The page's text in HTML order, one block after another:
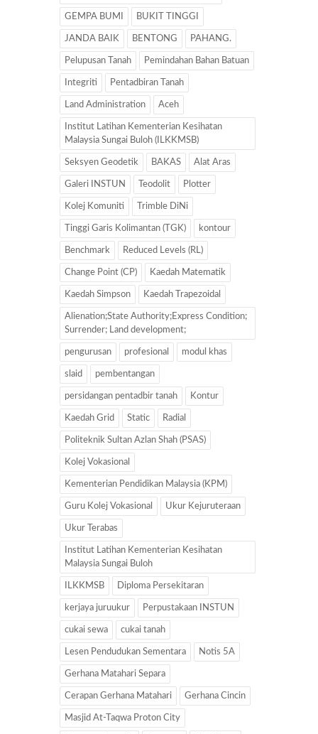
GEMPA BUMI BUKIT TINGGI
JANDA BAIK BENTONG PAHANG.
Pelupusan Tanah Pemindahan Bahan Batuan
Integriti Pentadbiran Tanah
Land Administration Aceh
Institut Latihan Kementerian Kesihatan
Malaysia Sungai Buloh (ILKKMSB)
Seksyen Geodetik BAKAS Alat Aras
Galeri INSTUN Teodolit Plotter
Kolej Komuniti Trimble DiNi
Tinggi Garis Kolimantan (TGK) kontour
Benchmark Reduced Levels (RL)
Change Point (CP) Kaedah Matematik
Kaedah Simpson Kaedah Trapezoidal
Alienation;State Authority;Express Condition;
Surrender; Land development;
pengurusan profesional modul khas
slaid pembentangan
persidangan pentadbir tanah Kontur
Kaedah Grid Static Radial
Politeknik Sultan Azlan Shah (PSAS)
Kolej Vokasional
Kementerian Pendidikan Malaysia (KPM)
Guru Kolej Vokasional Ukur Kejuruteraan
Ukur Terabas
Institut Latihan Kementerian Kesihatan
Malaysia Sungai Buloh
ILKKMSB Diploma Persekitaran
kerjaya juruukur Perpustakaan INSTUN
cukai sewa cukai tanah
Lesen Pendudukan Sementara Notis 5A
Gerhana Matahari Separa
Cerapan Gerhana Matahari Gerhana Cincin
Masjid At-Taqwa Proton City